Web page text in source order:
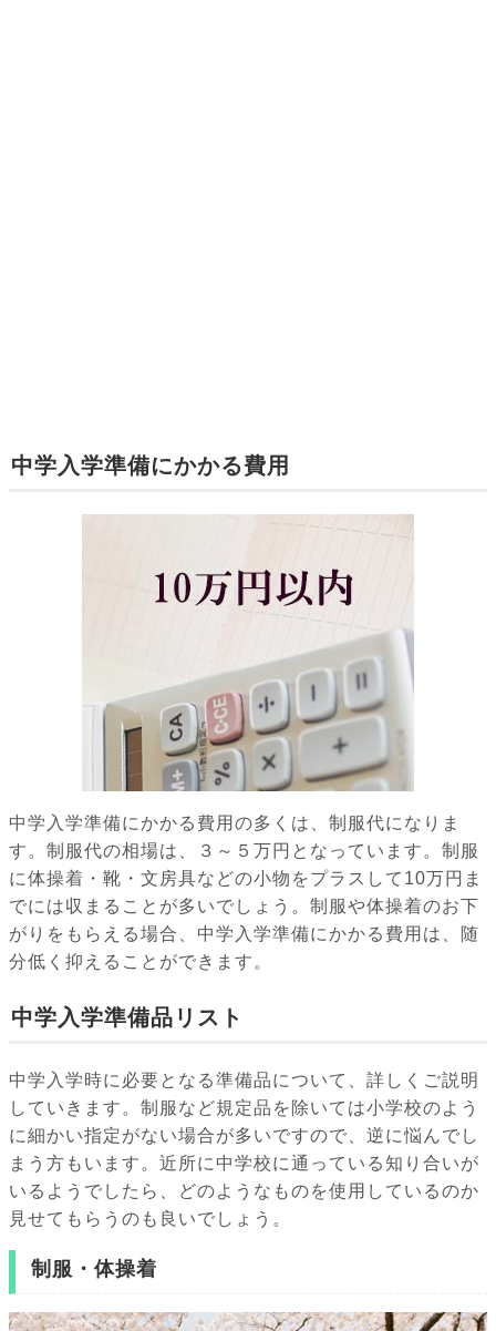
中学入学準備にかかる費用
中学入学準備にかかる費用の多くは、制服代になりま
す。制服代の相場は、３～５万円となっています。制服
に体操着・靴・文房具などの小物をプラスして10万円ま
でには収まることが多いでしょう。制服や体操着のお下
がりをもらえる場合、中学入学準備にかかる費用は、随
分低く抑えることができます。
中学入学準備品リスト
中学入学時に必要となる準備品について、詳しくご説明
していきます。制服など規定品を除いては小学校のよう
に細かい指定がない場合が多いですので、逆に悩んでし
まう方もいます。近所に中学校に通っている知り合いが
いるようでしたら、どのようなものを使用しているのか
見せてもらうのも良いでしょう。
制服・体操着